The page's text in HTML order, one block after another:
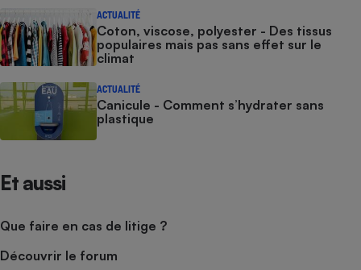
ACTUALITÉ
Coton, viscose, polyester - Des tissus
populaires mais pas sans effet sur le
climat
ACTUALITÉ
Canicule - Comment s’hydrater sans
plastique
Et aussi
Que faire en cas de litige ?
Découvrir le forum